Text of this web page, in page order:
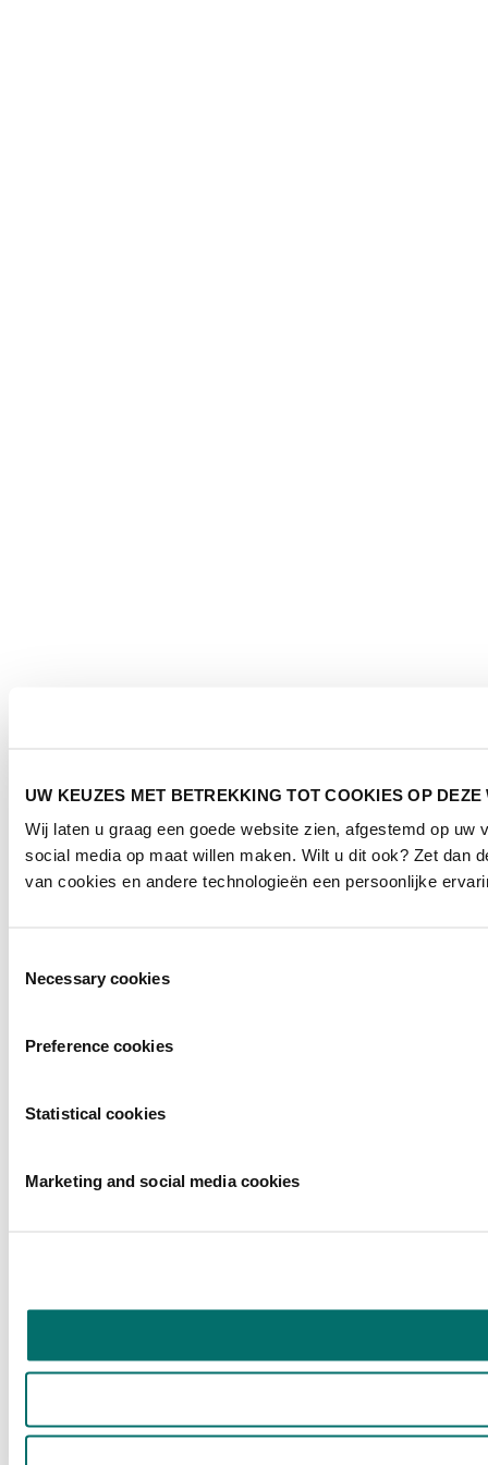
UW KEUZES MET BETREKKING TOT COOKIES OP DEZE
Wij laten u graag een goede website zien, afgestemd op
social media op maat willen maken. Wilt u dit ook? Zet dan
van cookies en andere technologieën een persoonlijke
Necessary cookies
Preference cookies
Statistical cookies
Marketing and social media cookies